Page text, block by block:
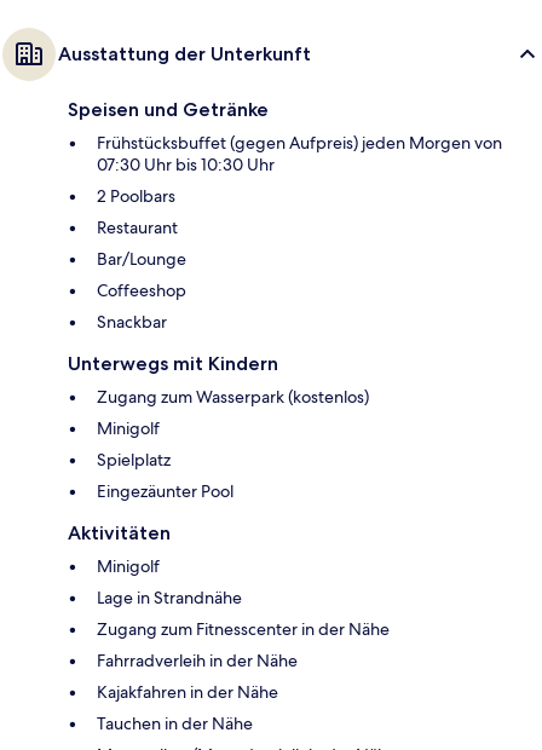
Ausstattung der Unterkunft
Speisen und Getränke
Frühstücksbuffet (gegen Aufpreis) jeden Morgen von
07:30 Uhr bis 10:30 Uhr
2 Poolbars
Restaurant
Bar/Lounge
Coffeeshop
Snackbar
Unterwegs mit Kindern
Zugang zum Wasserpark (kostenlos)
Minigolf
Spielplatz
Eingezäunter Pool
Aktivitäten
Minigolf
Lage in Strandnähe
Zugang zum Fitnesscenter in der Nähe
Fahrradverleih in der Nähe
Kajakfahren in der Nähe
Tauchen in der Nähe